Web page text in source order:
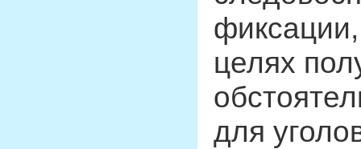
целях
для